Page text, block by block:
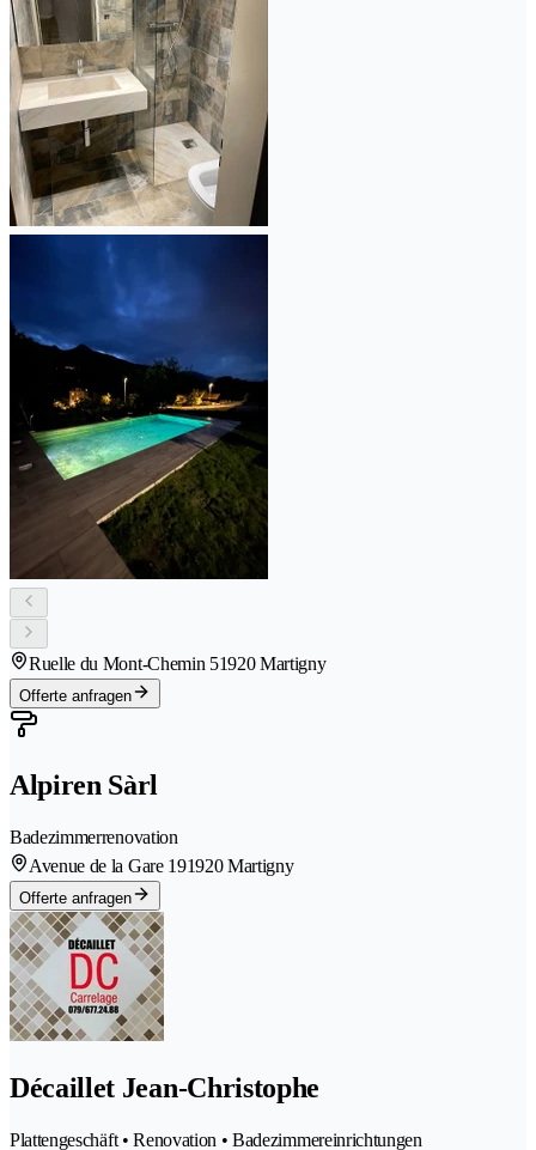
Ruelle du Mont-Chemin 51920 Martigny
Offerte anfragen
Alpiren Sàrl
Badezimmerrenovation
Avenue de la Gare 191920 Martigny
Offerte anfragen
Décaillet Jean-Christophe
Plattengeschäft • Renovation • Badezimmereinrichtungen